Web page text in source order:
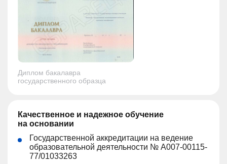
Диплом бакалавра
государственного образца
Качественное и надежное обучение
на основании
Государственной аккредитации на ведение
образовательной деятельности № А007-00115-
77/01033263